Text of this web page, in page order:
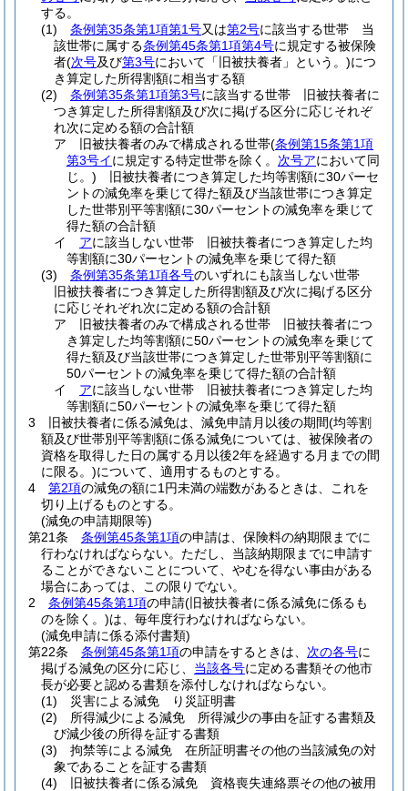
する。
(1)
条例第35条第1項第1号又は第2号に該当する世帯 当
該世帯に属する条例第45条第1項第4号に規定する被保険
者(次号及び第3号において「旧被扶養者」という。)につ
き算定した所得割額に相当する額
(2)
条例第35条第1項第3号に該当する世帯 旧被扶養者に
つき算定した所得割額及び次に掲げる区分に応じそれぞ
れ次に定める額の合計額
ア
旧被扶養者のみで構成される世帯(条例第15条第1項
第3号イに規定する特定世帯を除く。 次号アにおいて同
じ。) 旧被扶養者につき算定した均等割額に30パーセ
ントの減免率を乗じて得た額及び当該世帯につき算定
した世帯別平等割額に30パーセントの減免率を乗じて
得た額の合計額
イ
アに該当しない世帯 旧被扶養者につき算定した均
等割額に30パーセントの減免率を乗じて得た額
(3)
条例第35条第1項各号のいずれにも該当しない世帯
旧被扶養者につき算定した所得割額及び次に掲げる区分
に応じそれぞれ次に定める額の合計額
ア
旧被扶養者のみで構成される世帯 旧被扶養者につ
き算定した均等割額に50パーセントの減免率を乗じて
得た額及び当該世帯につき算定した世帯別平等割額に
50パーセントの減免率を乗じて得た額の合計額
イ
アに該当しない世帯 旧被扶養者につき算定した均
等割額に50パーセントの減免率を乗じて得た額
3
旧被扶養者に係る減免は、減免申請月以後の期間(均等割
額及び世帯別平等割額に係る減免については、被保険者の
資格を取得した日の属する月以後2年を経過する月までの間
に限る。)について、適用するものとする。
4
第2項の減免の額に1円未満の端数があるときは、これを
切り上げるものとする。
(減免の申請期限等)
第21条
条例第45条第1項の申請は、保険料の納期限までに
行わなければならない。 ただし、当該納期限までに申請す
ることができないことについて、やむを得ない事由がある
場合にあっては、この限りでない。
2
条例第45条第1項の申請(旧被扶養者に係る減免に係るも
のを除く。)は、毎年度行わなければならない。
(減免申請に係る添付書類)
第22条
条例第45条第1項の申請をするときは、 次の各号に
掲げる減免の区分に応じ、 当該各号に定める書類その他市
長が必要と認める書類を添付しなければならない。
(1)
災害による減免 り災証明書
(2)
所得減少による減免 所得減少の事由を証する書類及
び減少後の所得を証する書類
(3)
拘禁等による減免 在所証明書その他の当該減免の対
象であることを証する書類
(4)
旧被扶養者に係る減免 資格喪失連絡票その他の被用